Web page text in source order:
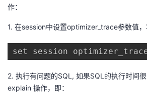
学
我
的
我
持
的
技
我
的
作：
1. 在session中设置optimizer_trace参数值，
set session
2. 执行有问题的SQL, 如果SQL的执行时间
explain 操作，即：